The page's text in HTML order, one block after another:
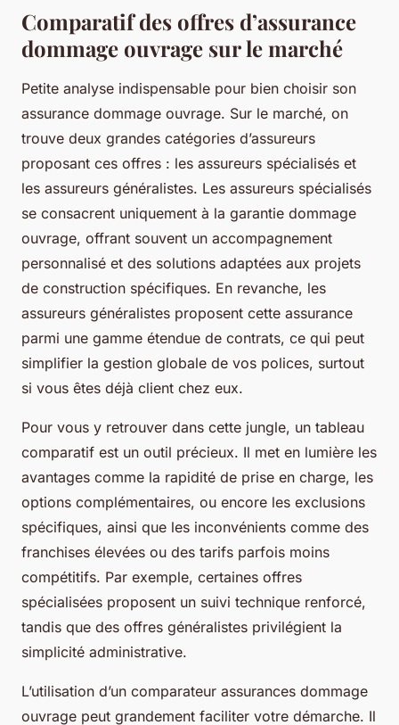
Comparatif des offres d’assurance
dommage ouvrage sur le marché
Petite analyse indispensable pour bien choisir son
assurance dommage ouvrage. Sur le marché, on
trouve deux grandes catégories d’assureurs
proposant ces offres : les assureurs spécialisés et
les assureurs généralistes. Les assureurs spécialisés
se consacrent uniquement à la garantie dommage
ouvrage, offrant souvent un accompagnement
personnalisé et des solutions adaptées aux projets
de construction spécifiques. En revanche, les
assureurs généralistes proposent cette assurance
parmi une gamme étendue de contrats, ce qui peut
simplifier la gestion globale de vos polices, surtout
si vous êtes déjà client chez eux.
Pour vous y retrouver dans cette jungle, un tableau
comparatif est un outil précieux. Il met en lumière les
avantages comme la rapidité de prise en charge, les
options complémentaires, ou encore les exclusions
spécifiques, ainsi que les inconvénients comme des
franchises élevées ou des tarifs parfois moins
compétitifs. Par exemple, certaines offres
spécialisées proposent un suivi technique renforcé,
tandis que des offres généralistes privilégient la
simplicité administrative.
L’utilisation d’un comparateur assurances dommage
ouvrage peut grandement faciliter votre démarche. Il